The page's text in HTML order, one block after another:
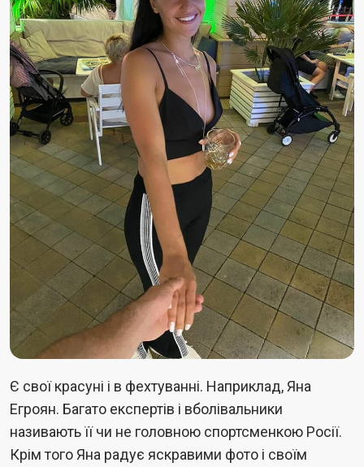
Є свої красуні і в фехтуванні. Наприклад, Яна
Егроян. Багато експертів і вболівальники
називають її чи не головною спортсменкою Росії.
Крім того Яна радує яскравими фото і своїм